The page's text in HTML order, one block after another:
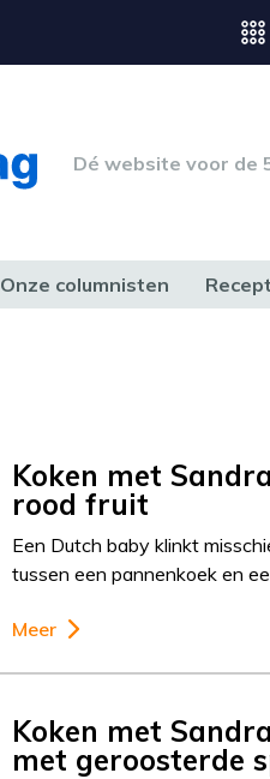
Dé website voor de
Onze columnisten
Koken met
rood fruit
Een Dutch baby klinkt
tussen een pannenkoek en
Meer
Koken met
met geroosterde